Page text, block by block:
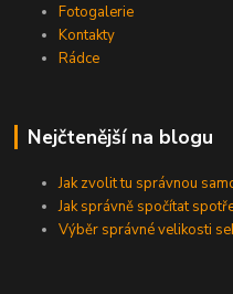
Fotogalerie
Kontakty
Rádce
Nejčtenější na blogu
Jak zvolit tu správnou
Jak správně spočítat
Výběr správné velikosti